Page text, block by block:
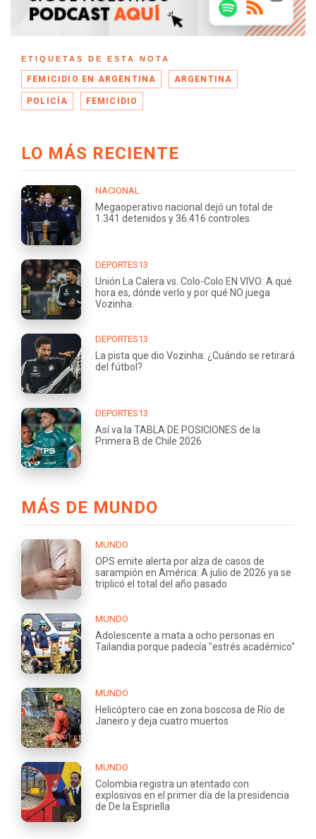
ETIQUETAS DE ESTA NOTA
FEMICIDIO EN ARGENTINA ARGENTINA
POLICÍA FEMICIDIO
LO MÁS RECIENTE
NACIONAL
Megaoperativo nacional dejó un total de
1.341 detenidos y 36.416 controles
DEPORTES13
Unión La Calera vs. Colo-Colo EN VIVO: A qué
hora es, dónde verlo y por qué NO juega
Vozinha
DEPORTES13
La pista que dio Vozinha: ¿Cuándo se retirará
del fútbol?
DEPORTES13
Así va la TABLA DE POSICIONES de la
Primera B de Chile 2026
MÁS DE MUNDO
MUNDO
OPS emite alerta por alza de casos de
sarampión en América: A julio de 2026 ya se
triplicó el total del año pasado
MUNDO
Adolescente a mata a ocho personas en
Tailandia porque padecía "estrés académico"
MUNDO
Helicóptero cae en zona boscosa de Río de
Janeiro y deja cuatro muertos
MUNDO
Colombia registra un atentado con
explosivos en el primer día de la presidencia
de De la Espriella